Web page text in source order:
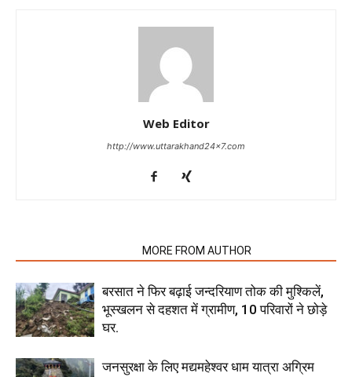
Web Editor
http://www.uttarakhand24x7.com
MORE FROM AUTHOR
बरसात ने फिर बढ़ाई जन्दरियाण तोक की मुश्किलें,
भूस्खलन से दहशत में ग्रामीण, 10 परिवारों ने छोड़े
घर.
जनसुरक्षा के लिए मद्यमहेश्वर धाम यात्रा अग्रिम